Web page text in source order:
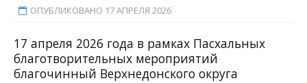
ОПУБЛИКОВАНО 17 АПРЕЛЯ 2026
17 апреля 2026 года в рамках Пасхальных
благотворительных мероприятий
благочинный Верхнедонского округа